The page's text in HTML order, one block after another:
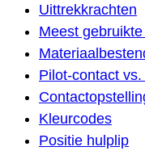
Uittrekkrachten
Meest
Pilot-contact
Kleurcodes
Positie hulplip